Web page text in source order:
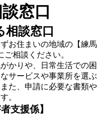
窓口
相談窓口
お住まいの地域の 【練馬
ご相談ください。
かりや、日常生活での困
サービスや事業所を選ぶ
た、申請に必要な書類や
。
支援係】